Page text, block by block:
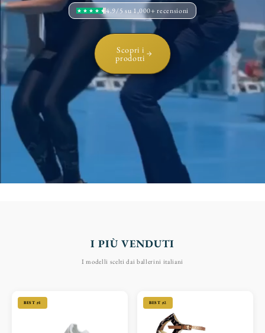
4.9/5 su 1,000+ recensioni
Scopri i
prodotti
I PIÙ VENDUTI
I modelli scelti dai ballerini italiani
BEST #1 BEST #2